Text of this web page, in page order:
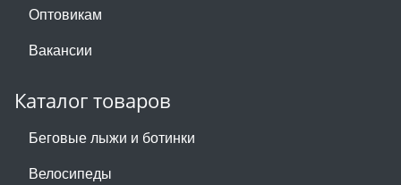
Оптовикам
Вакансии
Каталог товаров
Беговые лыжи и ботинки
Велосипеды